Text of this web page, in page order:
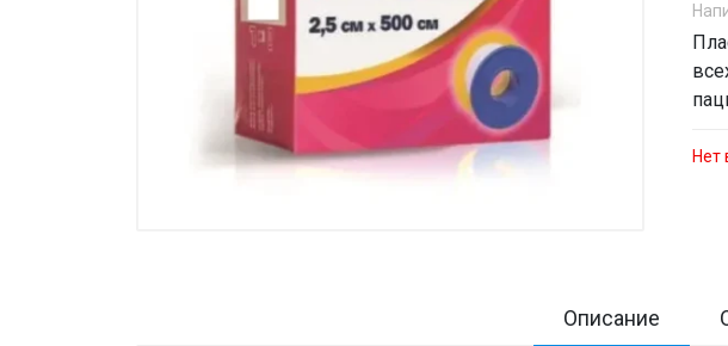
Товары для дома ›
Косметика CODERMA KIDS
Нет
Описание